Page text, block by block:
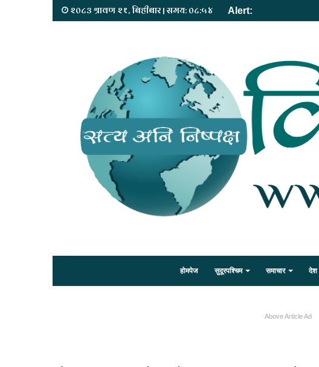
२०८३ श्रावण २१, बिहीबार | समय: ०८:५४ Alert:
होमपेज सुदूरपश्चिम समाचार देश
Above Article Ad